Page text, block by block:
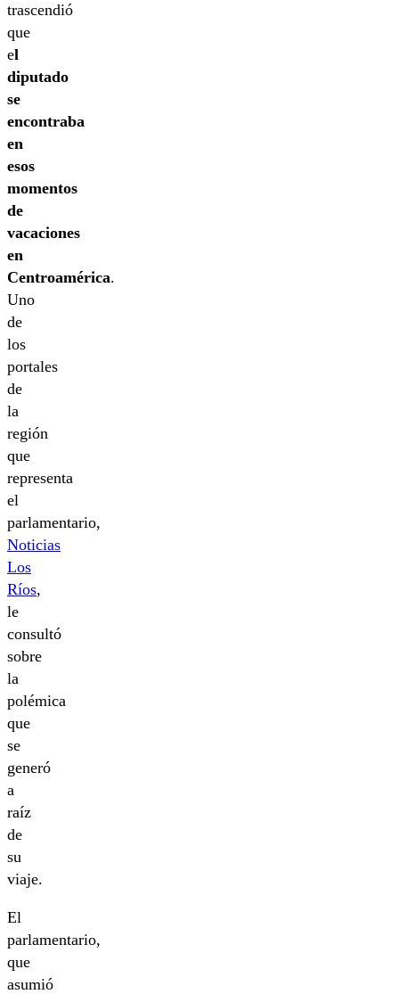
trascendió
que
el
diputado
se
encontraba
en
esos
momentos
de
vacaciones
en
Centroamérica.
Uno
de
los
portales
de
la
región
que
representa
el
parlamentario,
Noticias
Los
Ríos,
le
consultó
sobre
la
polémica
que
se
generó
a
raíz
de
su
viaje.
El
parlamentario,
que
asumió